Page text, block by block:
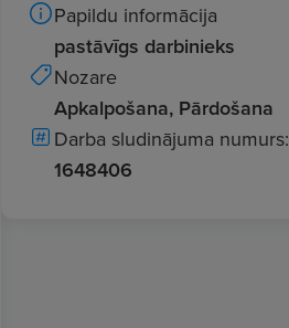
Papildu informācija
pastāvīgs darbinieks
Nozare
Apkalpošana, Pārdošana
Darba sludinājuma numurs:
1648406